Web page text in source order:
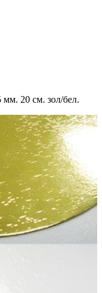
20 см. зол/бел.